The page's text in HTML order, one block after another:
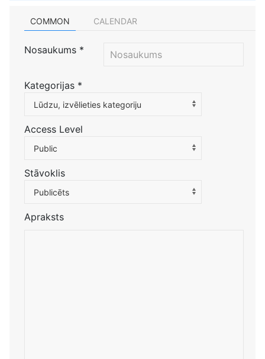
COMMON CALENDAR
Nosaukums *
Kategorijas *
Atlasiet kategoriju, lai filtrētu sarakstu
Lūdzu, izvēlieties kategoriju
Access Level
Public
Stāvoklis
Publicēts
Apraksts